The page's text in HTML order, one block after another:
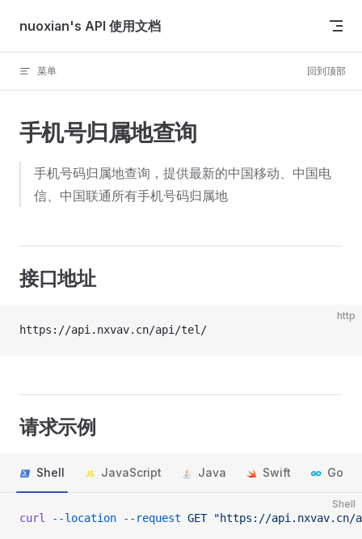
Skip to content
nuoxian's API 使用文档
菜单 回到顶部
手机号归属地查询
手机号码归属地查询，提供最新的中国移动、中国电
信、中国联通所有手机号码归属地
接口地址
http
https://api.nxvav.cn/api/tel/
请求示例
Shell JavaScript Java Swift Go
Shell
curl --location --request GET "https://api.nxvav.cn/